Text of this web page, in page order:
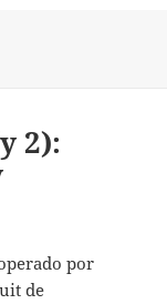
2):
por
de